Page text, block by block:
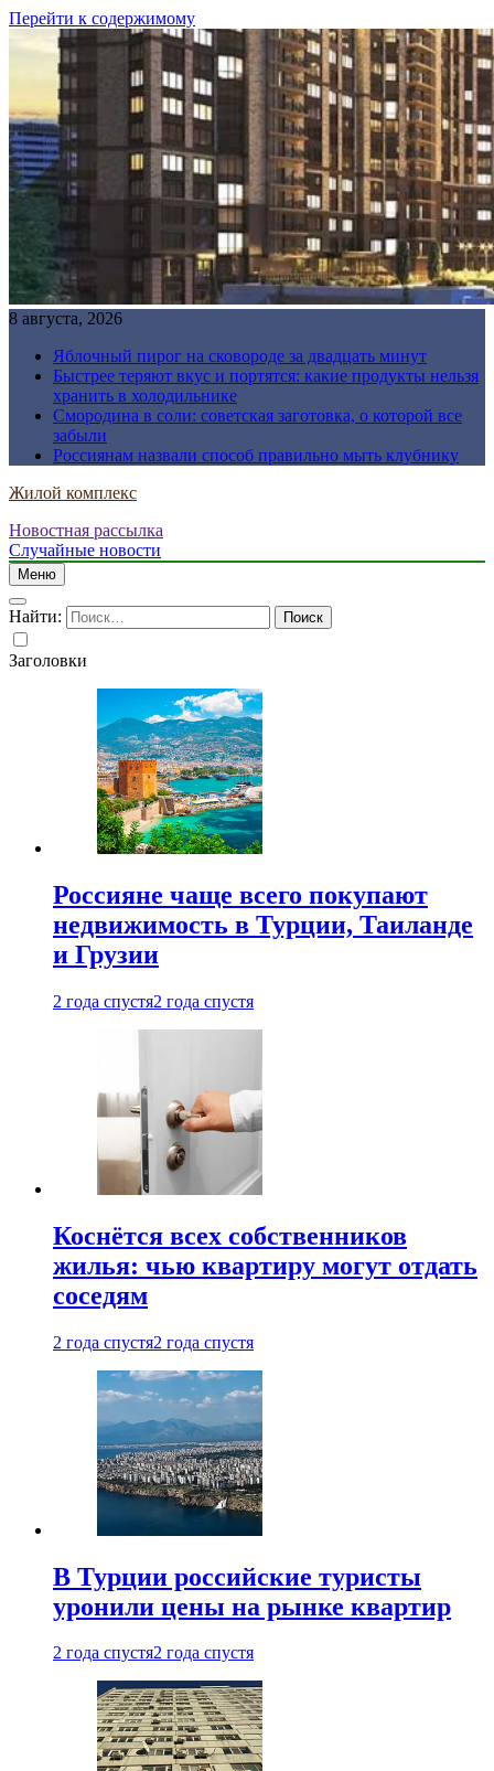
Перейти к содержимому
8 августа, 2026
Яблочный пирог на сковороде за двадцать минут
Быстрее теряют вкус и портятся: какие продукты нельзя
хранить в холодильнике
Смородина в соли: советская заготовка, о которой все
забыли
Россиянам назвали способ правильно мыть клубнику
Жилой комплекс
Новостная рассылка
Случайные новости
Меню
Найти:
Заголовки
Россияне чаще всего покупают
недвижимость в Турции, Таиланде
и Грузии
2 года спустя2 года спустя
Коснётся всех собственников
жилья: чью квартиру могут отдать
соседям
2 года спустя2 года спустя
В Турции российские туристы
уронили цены на рынке квартир
2 года спустя2 года спустя